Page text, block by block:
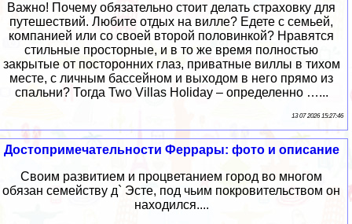
Важно! Почему обязательно стоит делать страховку для
путешествий. Любите отдых на вилле? Едете с семьей,
компанией или со своей второй половинкой? Нравятся
стильные просторные, и в то же время полностью
закрытые от посторонних глаз, приватные виллы в тихом
месте, с личным бассейном и выходом в него прямо из
спальни? Тогда Two Villas Holiday – определенно …...
13 07 2026 15:27:46
Достопримечательности Феррары: фото и описание
Своим развитием и процветанием город во многом
обязан семейству д` Эсте, под чьим покровительством он
находился....